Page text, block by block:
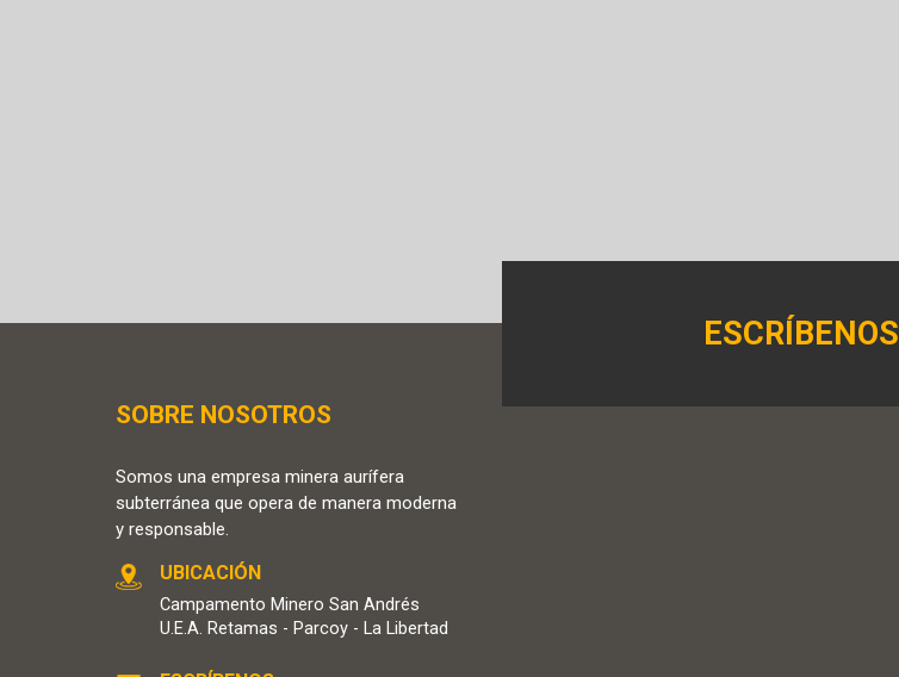
SOBRE NOSOTROS
Somos una empresa minera aurífera
subterránea que opera de manera moderna
y responsable.
UBICACIÓN
Campamento Minero San Andrés
U.E.A. Retamas - Parcoy - La Libertad
ESCRÍBENOS